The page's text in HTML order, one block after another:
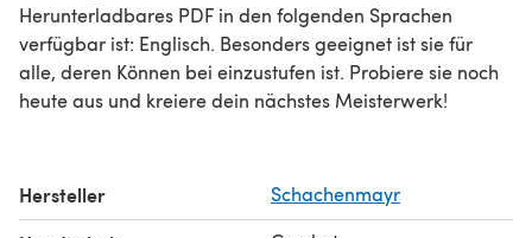
Herunterladbares PDF in den folgenden Sprachen
verfügbar ist: Englisch. Besonders geeignet ist sie für
alle, deren Können bei einzustufen ist. Probiere sie noch
heute aus und kreiere dein nächstes Meisterwerk!
Hersteller Schachenmayr